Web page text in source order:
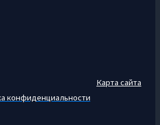
Карта сайта
конфиденциальности